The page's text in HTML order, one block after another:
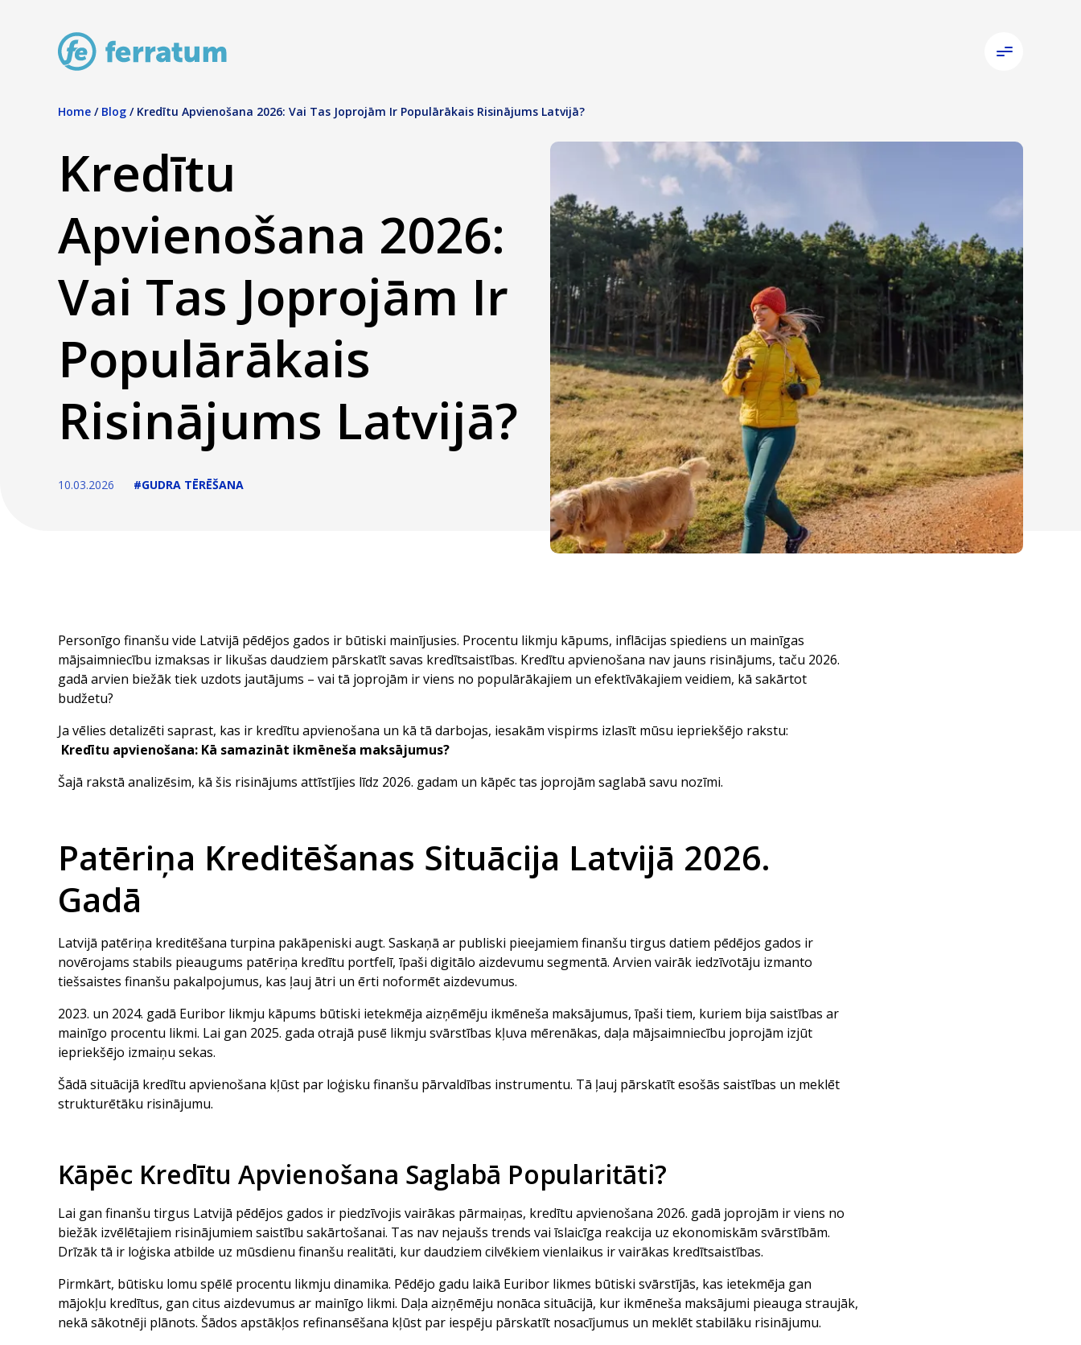
Home / Blog / Kredītu Apvienošana 2026: Vai Tas Joprojām Ir Populārākais Risinājums Latvijā?
Kredītu
Apvienošana 2026:
Vai Tas Joprojām Ir
Populārākais
Risinājums Latvijā?
10.03.2026 #GUDRA TĒRĒŠANA
Personīgo finanšu vide Latvijā pēdējos gados ir būtiski mainījusies. Procentu likmju kāpums, inflācijas spiediens un mainīgas
mājsaimniecību izmaksas ir likušas daudziem pārskatīt savas kredītsaistības. Kredītu apvienošana nav jauns risinājums, taču 2026.
gadā arvien biežāk tiek uzdots jautājums – vai tā joprojām ir viens no populārākajiem un efektīvākajiem veidiem, kā sakārtot
budžetu?
Ja vēlies detalizēti saprast, kas ir kredītu apvienošana un kā tā darbojas, iesakām vispirms izlasīt mūsu iepriekšējo rakstu:
Kredītu apvienošana: Kā samazināt ikmēneša maksājumus?
Šajā rakstā analizēsim, kā šis risinājums attīstījies līdz 2026. gadam un kāpēc tas joprojām saglabā savu nozīmi.
Patēriņa Kreditēšanas Situācija Latvijā 2026.
Gadā
Latvijā patēriņa kreditēšana turpina pakāpeniski augt. Saskaņā ar publiski pieejamiem finanšu tirgus datiem pēdējos gados ir
novērojams stabils pieaugums patēriņa kredītu portfelī, īpaši digitālo aizdevumu segmentā. Arvien vairāk iedzīvotāju izmanto
tiešsaistes finanšu pakalpojumus, kas ļauj ātri un ērti noformēt aizdevumus.
2023. un 2024. gadā Euribor likmju kāpums būtiski ietekmēja aizņēmēju ikmēneša maksājumus, īpaši tiem, kuriem bija saistības ar
mainīgo procentu likmi. Lai gan 2025. gada otrajā pusē likmju svārstības kļuva mērenākas, daļa mājsaimniecību joprojām izjūt
iepriekšējo izmaiņu sekas.
Šādā situācijā kredītu apvienošana kļūst par loģisku finanšu pārvaldības instrumentu. Tā ļauj pārskatīt esošās saistības un meklēt
strukturētāku risinājumu.
Kāpēc Kredītu Apvienošana Saglabā Popularitāti?
Lai gan finanšu tirgus Latvijā pēdējos gados ir piedzīvojis vairākas pārmaiņas, kredītu apvienošana 2026. gadā joprojām ir viens no
biežāk izvēlētajiem risinājumiem saistību sakārtošanai. Tas nav nejaušs trends vai īslaicīga reakcija uz ekonomiskām svārstībām.
Drīzāk tā ir loģiska atbilde uz mūsdienu finanšu realitāti, kur daudziem cilvēkiem vienlaikus ir vairākas kredītsaistības.
Pirmkārt, būtisku lomu spēlē procentu likmju dinamika. Pēdējo gadu laikā Euribor likmes būtiski svārstījās, kas ietekmēja gan
mājokļu kredītus, gan citus aizdevumus ar mainīgo likmi. Daļa aizņēmēju nonāca situācijā, kur ikmēneša maksājumi pieauga straujāk,
nekā sākotnēji plānots. Šādos apstākļos refinansēšana kļūst par iespēju pārskatīt nosacījumus un meklēt stabilāku risinājumu.